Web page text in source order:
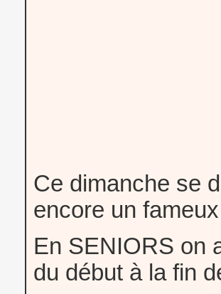
Ce dimanche se
encore un
En SENIORS on
du début à la fin